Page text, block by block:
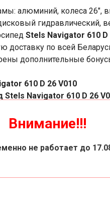
алюминий, колеса 26",
гидравлический,
Stels Navigator 610 D
доставку по всей
дополнительные
610 D 26 V010
Stels Navigator 610 D 26
или сделайте заказ
доставки по
на наш
и
Внимание!!!
не работает до